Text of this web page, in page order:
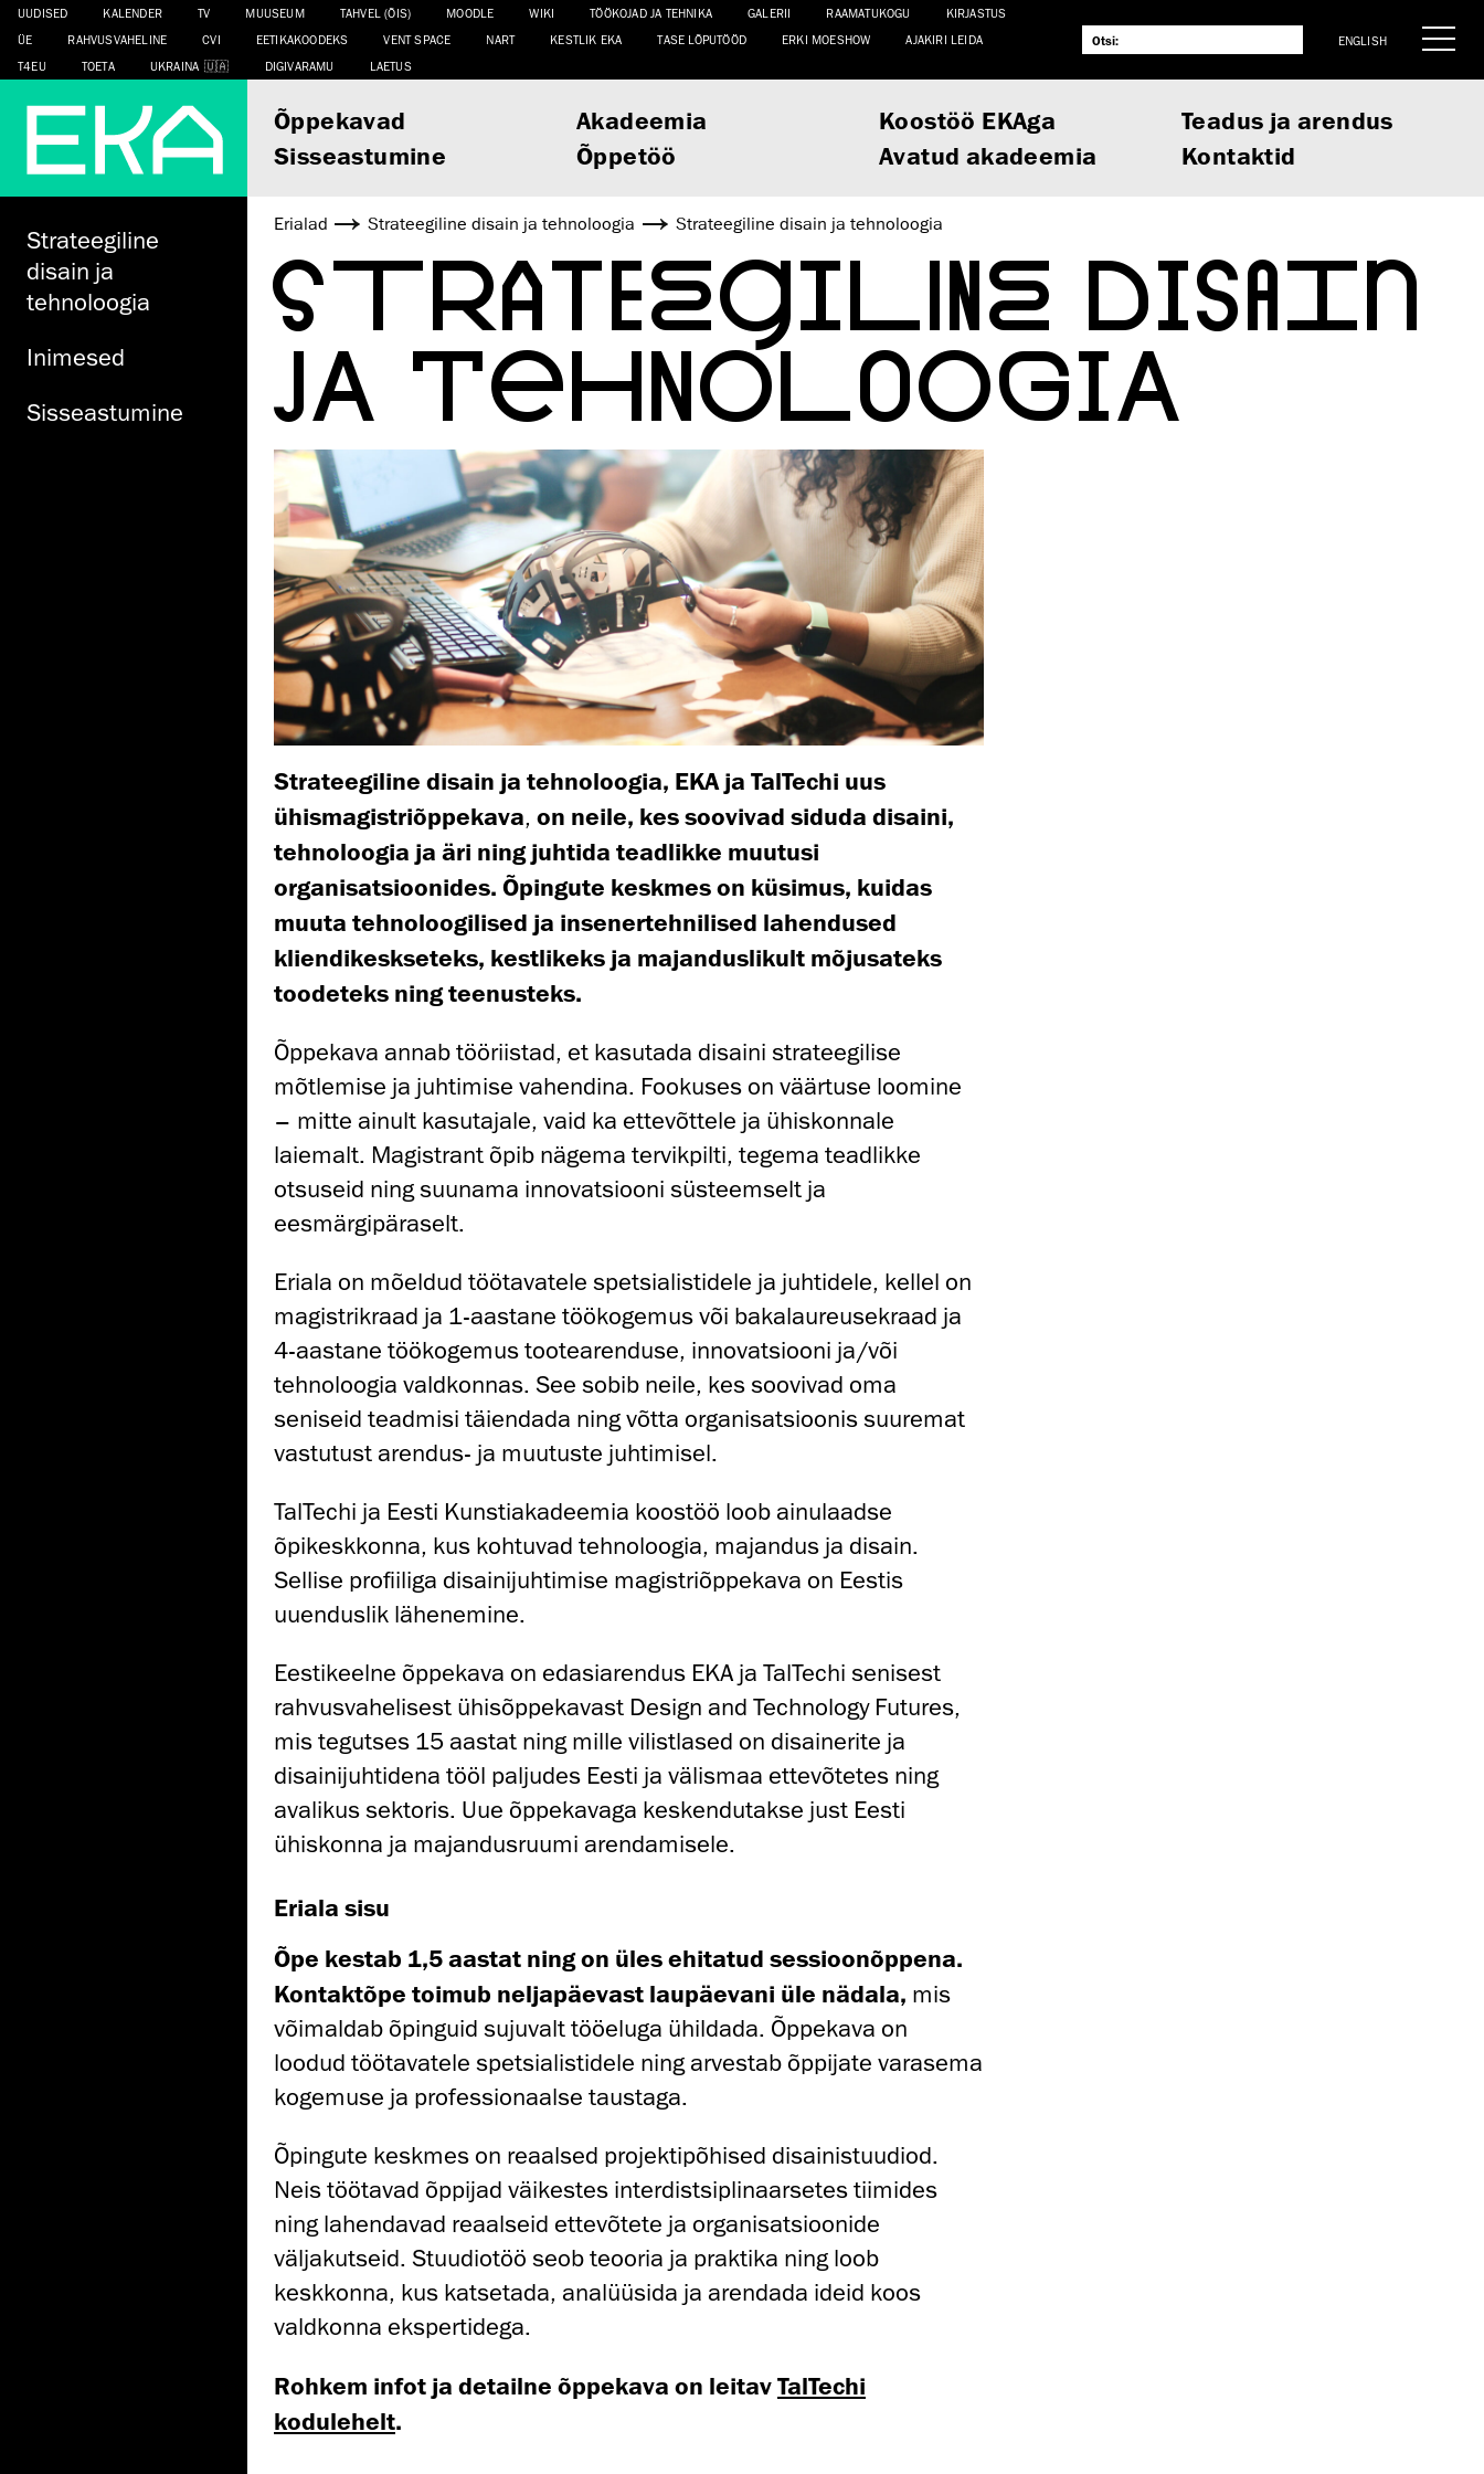
UUDISED KALENDER TV MUUSEUM TAHVEL (ÕIS) MOODLE WIKI TÖÖKOJAD JA TEHNIKA GALERII RAAMATUKOGU
KIRJASTUS
ÜE
RAHVUSVAHELINE CVI EETIKAKOODEKS VENT SPACE NART KESTLIK EKA TASE LÕPUTÖÖD ERKI MOESHOW
AJAKIRI LEIDA
T4EU
TOETA UKRAINA DIGIVARAMU LAETUS
ENGLISH
Õppekavad Akadeemia Koostöö EKAga
Teadus ja arendus
Sisseastumine
Õppetöö Avatud akadeemia Kontaktid
Strateegiline
disain ja
tehnoloogia
Inimesed
Sisseastumine
Erialad Strateegiline disain ja tehnoloogia Strateegiline disain ja tehnoloogia
STRATEEGILINE DISAIN
JA TEHNOLOOGIA
Strateegiline disain ja tehnoloogia, EKA ja TalTechi uus
ühismagistriõppekava, on neile, kes soovivad siduda disaini,
tehnoloogia ja äri ning juhtida teadlikke muutusi
organisatsioonides. Õpingute keskmes on küsimus, kuidas
muuta tehnoloogilised ja insenertehnilised lahendused
kliendikeskseteks, kestlikeks ja majanduslikult mõjusateks
toodeteks ning teenusteks.
Õppekava annab tööriistad, et kasutada disaini strateegilise
mõtlemise ja juhtimise vahendina. Fookuses on väärtuse loomine
– mitte ainult kasutajale, vaid ka ettevõttele ja ühiskonnale
laiemalt. Magistrant õpib nägema tervikpilti, tegema teadlikke
otsuseid ning suunama innovatsiooni süsteemselt ja
eesmärgipäraselt.
Eriala on mõeldud töötavatele spetsialistidele ja juhtidele, kellel on
magistrikraad ja 1-aastane töökogemus või bakalaureusekraad ja
4-aastane töökogemus tootearenduse, innovatsiooni ja/või
tehnoloogia valdkonnas. See sobib neile, kes soovivad oma
seniseid teadmisi täiendada ning võtta organisatsioonis suuremat
vastutust arendus- ja muutuste juhtimisel.
TalTechi ja Eesti Kunstiakadeemia koostöö loob ainulaadse
õpikeskkonna, kus kohtuvad tehnoloogia, majandus ja disain.
Sellise profiiliga disainijuhtimise magistriõppekava on Eestis
uuenduslik lähenemine.
Eestikeelne õppekava on edasiarendus EKA ja TalTechi senisest
rahvusvahelisest ühisõppekavast Design and Technology Futures,
mis tegutses 15 aastat ning mille vilistlased on disainerite ja
disainijuhtidena tööl paljudes Eesti ja välismaa ettevõtetes ning
avalikus sektoris. Uue õppekavaga keskendutakse just Eesti
ühiskonna ja majandusruumi arendamisele.
Eriala sisu
Õpe kestab 1,5 aastat ning on üles ehitatud sessioonõppena.
Kontaktõpe toimub neljapäevast laupäevani üle nädala, mis
võimaldab õpinguid sujuvalt tööeluga ühildada. Õppekava on
loodud töötavatele spetsialistidele ning arvestab õppijate varasema
kogemuse ja professionaalse taustaga.
Õpingute keskmes on reaalsed projektipõhised disainistuudiod.
Neis töötavad õppijad väikestes interdistsiplinaarsetes tiimides
ning lahendavad reaalseid ettevõtete ja organisatsioonide
väljakutseid. Stuudiotöö seob teooria ja praktika ning loob
keskkonna, kus katsetada, analüüsida ja arendada ideid koos
valdkonna ekspertidega.
Rohkem infot ja detailne õppekava on leitav TalTechi
kodulehelt.